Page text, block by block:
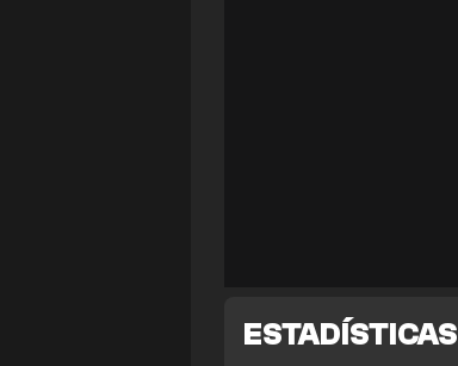
ESTADÍSTICAS